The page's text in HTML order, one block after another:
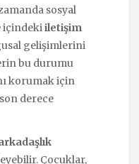
sosyal
içindekiiletişim
gelişimlerini
bu durumu
korumak için
derece
Çocuklar,